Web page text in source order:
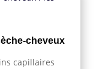
cheveux
capillaires